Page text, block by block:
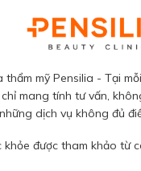
mỹ Pensilia - Tại
mang tính tư vấn,
dịch vụ không đủ
được tham khảo từ